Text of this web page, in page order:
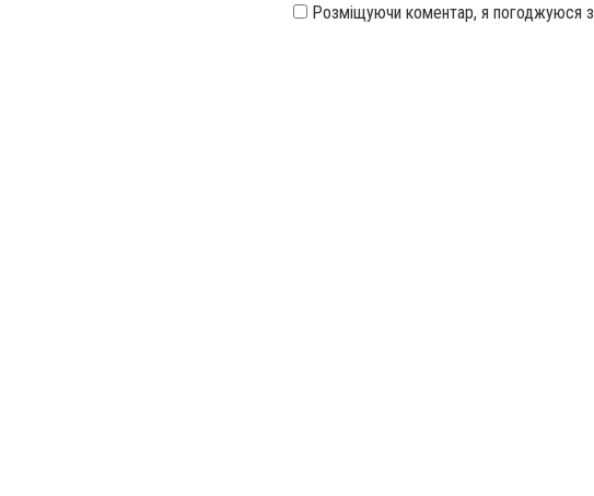
Розміщуючи коментар, я погоджуюся з